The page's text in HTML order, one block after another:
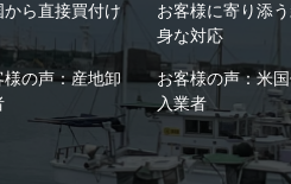
から直接買付け
お客様に寄り添
身な対応
様の声：産地卸
お客様の声：米
入業者